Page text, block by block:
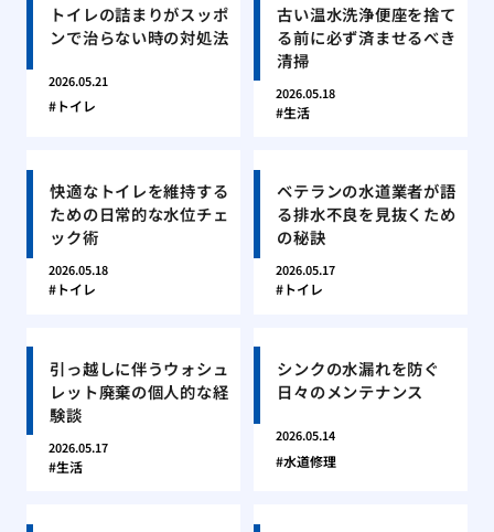
トイレの詰まりがスッポ
ンで治らない時の対処法
2026.05.21
トイレ
古い温水洗浄便座を捨て
る前に必ず済ませるべき
清掃
2026.05.18
生活
快適なトイレを維持する
ための日常的な水位チェ
ック術
2026.05.18
トイレ
ベテランの水道業者が語
る排水不良を見抜くため
の秘訣
2026.05.17
トイレ
引っ越しに伴うウォシュ
レット廃棄の個人的な経
験談
2026.05.17
生活
シンクの水漏れを防ぐ
日々のメンテナンス
2026.05.14
水道修理